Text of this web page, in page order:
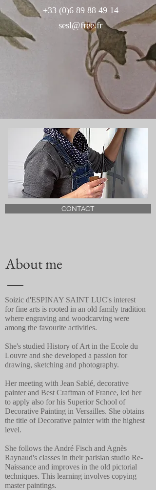
+33 (0)6 89 88 49 14
sesl@free.fr
CONTACT
About me
Soizic d'ESPINAY SAINT LUC's interest
for fine arts is rooted in an old family tradition
where engraving and woodcarving were
among the favourite activities.
She's studied History of Art in the Ecole du
Louvre and she developed a passion for
drawing, sketching and photography.
Her meeting with Jean Sablé, decorative
painter and Best Craftman of France, led her
to apply also for his Superior School of
Decorative Painting in Versailles. She obtains
the title of Decorative painter with the highest
level.
She follows the André Fisch and Agnès
Raynaud's classes in their parisian studio Re-
Naissance and improves in the old pictorial
techniques. This learning involves copying
master paintings.